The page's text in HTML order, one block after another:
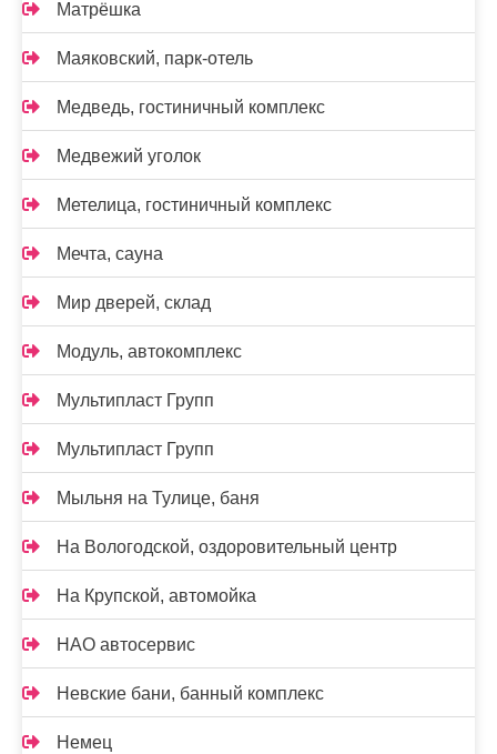
Матрёшка
Маяковский, парк-отель
Медведь, гостиничный комплекс
Медвежий уголок
Метелица, гостиничный комплекс
Мечта, сауна
Мир дверей, склад
Модуль, автокомплекс
Мультипласт Групп
Мультипласт Групп
Мыльня на Тулице, баня
На Вологодской, оздоровительный центр
На Крупской, автомойка
НАО автосервис
Невские бани, банный комплекс
Немец